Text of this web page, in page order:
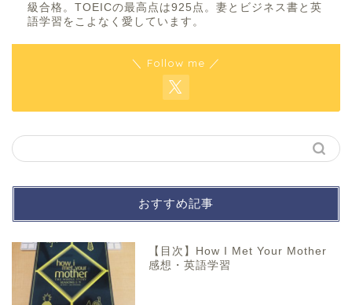
級合格。TOEICの最高点は925点。妻とビジネス書と英
語学習をこよなく愛しています。
＼ Follow me ／
おすすめ記事
【目次】How I Met Your Mother
感想・英語学習